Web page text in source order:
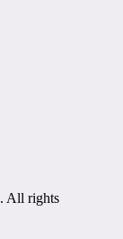
. All rights